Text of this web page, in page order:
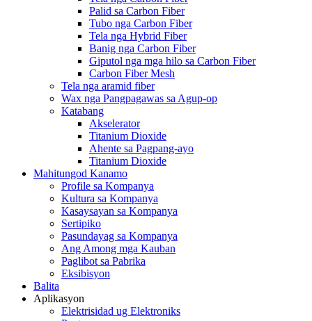
Palid sa Carbon Fiber
Tubo nga Carbon Fiber
Tela nga Hybrid Fiber
Banig nga Carbon Fiber
Giputol nga mga hilo sa Carbon Fiber
Carbon Fiber Mesh
Tela nga aramid fiber
Wax nga Pangpagawas sa Agup-op
Katabang
Akselerator
Titanium Dioxide
Ahente sa Pagpang-ayo
Titanium Dioxide
Mahitungod Kanamo
Profile sa Kompanya
Kultura sa Kompanya
Kasaysayan sa Kompanya
Sertipiko
Pasundayag sa Kompanya
Ang Among mga Kauban
Paglibot sa Pabrika
Eksibisyon
Balita
Aplikasyon
Elektrisidad ug Elektroniks